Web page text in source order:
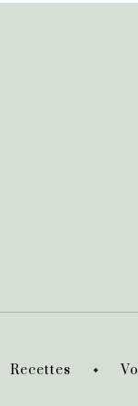
Recettes